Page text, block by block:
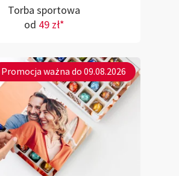
Torba sportowa
od 49 zł*
Promocja ważna do 09.08.2026